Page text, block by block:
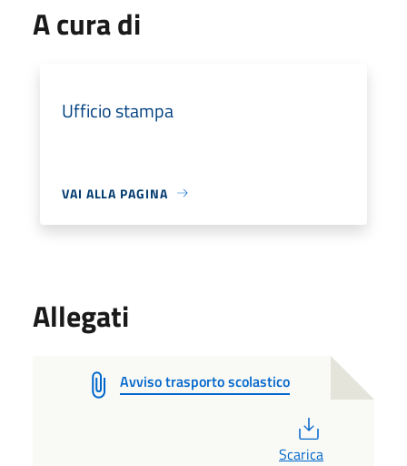
A cura di
Ufficio stampa
VAI ALLA PAGINA
Allegati
Avviso trasporto scolastico
Scarica